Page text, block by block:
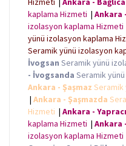
kaplama Hizmeti | Ankara
izolasyon kaplama Hizmeti
yünü izolasyon kaplama
Seramik yünü izolasyon
İvogsan Seramik yünü
- İvogsanda Seramik
Ankara - Şaşmaz Seramik
| Ankara - Şaşmazda
Hizmeti | Ankara -
kaplama Hizmeti | Ankara
izolasyon kaplama Hizmeti